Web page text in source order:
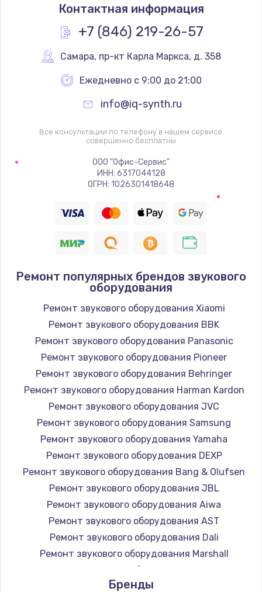
900 руб.
Заказать
900 руб.
Заказать
Не работает
Заказать
880 руб.
Заказать
Программный ремонт/прошивка
390 руб.
Заказать
Замена Bluetooth/Wi-Fi модуля
800 руб.
Заказать
Замена картридера
890 руб.
Заказать
Замена микросхемы NFC
1100 руб.
Заказать
Замена шим-контроллера
3900 руб.
Заказать
Контактная информация
+7 (846) 219-26-57
Самара, пр-кт Карла Маркса, д. 358
Ежедневно с 9:00 до 21:00
info@iq-synth.ru
Все консультации по телефону в нашем сервисе
совершенно бесплатны
ООО "Офис-Сервис"
ИНН: 6317044128
ОГРН: 1026301418648
Ремонт популярных брендов звукового
оборудования
Ремонт звукового оборудования Xiaomi
Ремонт звукового оборудования BBK
Ремонт звукового оборудования Panasonic
Ремонт звукового оборудования Pioneer
Ремонт звукового оборудования Behringer
Ремонт звукового оборудования Harman Kardon
Ремонт звукового оборудования JVC
Ремонт звукового оборудования Samsung
Ремонт звукового оборудования Yamaha
Ремонт звукового оборудования DEXP
Ремонт звукового оборудования Bang & Olufsen
Ремонт звукового оборудования JBL
Ремонт звукового оборудования Aiwa
Ремонт звукового оборудования AST
Ремонт звукового оборудования Dali
Ремонт звукового оборудования Marshall
Ремонт звукового оборудования Supra
Бренды